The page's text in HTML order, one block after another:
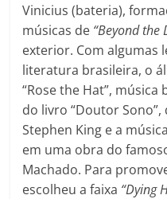
Vinicius (bateria),
músicas de “Beyond the
exterior. Com algumas
literatura brasileira, o
“Rose the Hat”,
do livro “Doutor
Stephen King e a música
em uma obra do
Machado. Para
escolheu a faixa “Dying